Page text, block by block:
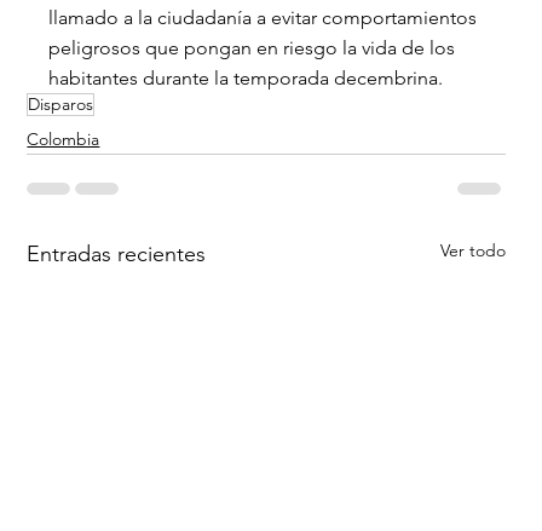
llamado a la ciudadanía a evitar comportamientos
peligrosos que pongan en riesgo la vida de los
habitantes durante la temporada decembrina.
Disparos
Colombia
Entradas recientes Ver todo